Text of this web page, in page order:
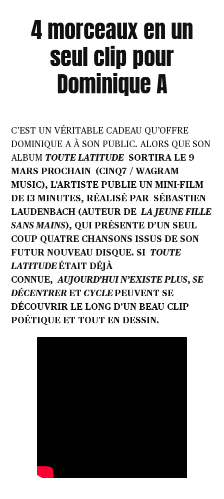
4 morceaux en un
seul clip pour
Dominique A
C’EST UN VÉRITABLE CADEAU QU’OFFRE
DOMINIQUE A À SON PUBLIC. ALORS QUE SON
ALBUM TOUTE LATITUDE SORTIRA LE 9
MARS PROCHAIN (CINQ7 / WAGRAM
MUSIC), L’ARTISTE PUBLIE UN MINI-FILM
DE 13 MINUTES, RÉALISÉ PAR SÉBASTIEN
LAUDENBACH (AUTEUR DELA JEUNE FILLE
SANS MAINS), QUI PRÉSENTE D’UN SEUL
COUP QUATRE CHANSONS ISSUS DE SON
FUTUR NOUVEAU DISQUE. SI TOUTE
LATITUDEÉTAIT DÉJÀ
CONNUE,AUJOURD’HUI N’EXISTE PLUS, SE
DÉCENTRERET CYCLEPEUVENT SE
DÉCOUVRIR LE LONG D’UN BEAU CLIP
POÉTIQUE ET TOUT EN DESSIN.